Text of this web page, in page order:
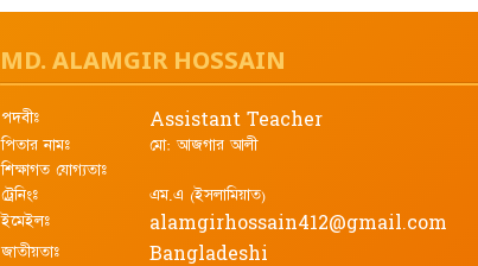
MD. ALAMGIR HOSSAIN
পদবীঃ
Assistant Teacher
পিতার নামঃ
মো: আজগার আলী
শিক্ষাগত যোগ্যতাঃ
ট্রেনিংঃ
এম.এ (ইসলামিয়াত)
ইমেইলঃ
alamgirhossain412@gmail.com
জাতীয়তাঃ
Bangladeshi